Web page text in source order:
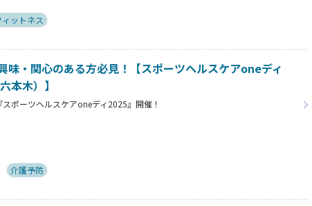
ィットネス
味・関心のある方必見！【スポーツヘルスケアoneディ
本木）】
ポーツヘルスケアoneディ2025』開催！
業を促進するビジネスマッチングイベントを株式会社Keep upが2025年12
いたします。
介護予防